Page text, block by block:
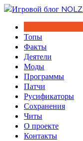
Перейти
содержимому
Топы
Факты
Деятели
Моды
Программы
Патчи
Русификаторы
Сохранения
Читы
О проекте
Контакты